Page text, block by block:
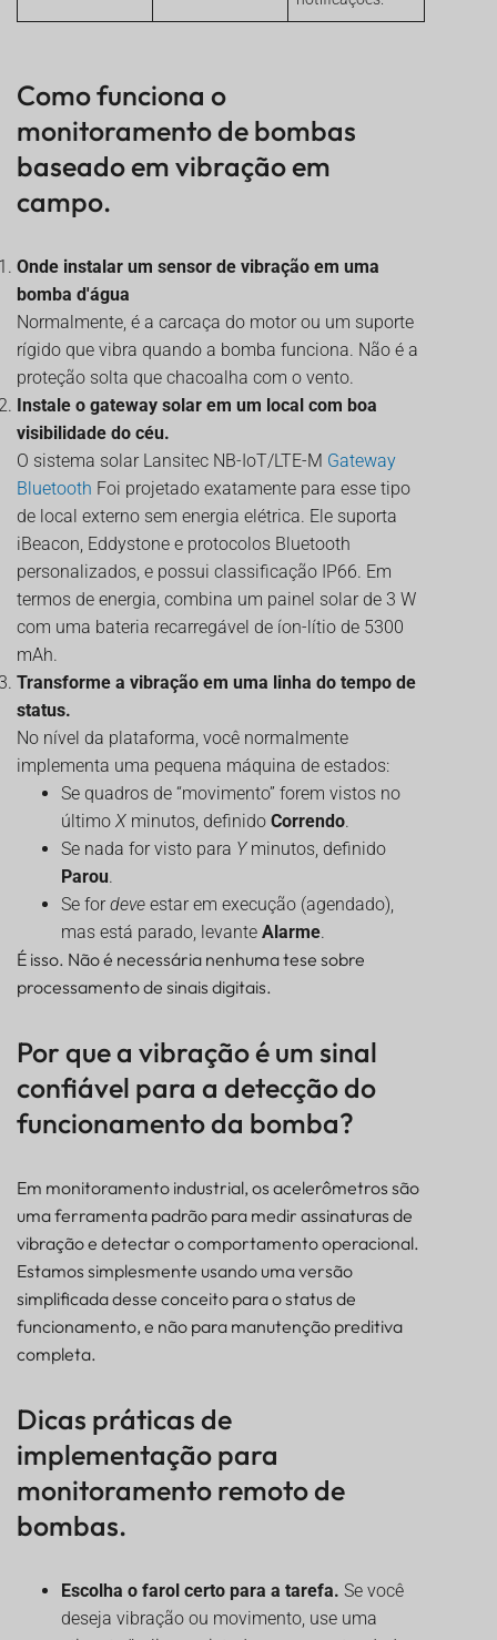
Como funciona o
monitoramento de bombas
baseado em vibração em
campo.
Onde instalar um sensor de vibração em uma
bomba d'água
Normalmente, é a carcaça do motor ou um suporte
rígido que vibra quando a bomba funciona. Não é a
proteção solta que chacoalha com o vento.
Instale o gateway solar em um local com boa
visibilidade do céu.
O sistema solar Lansitec NB-IoT/LTE-M Gateway
Bluetooth Foi projetado exatamente para esse tipo
de local externo sem energia elétrica. Ele suporta
iBeacon, Eddystone e protocolos Bluetooth
personalizados, e possui classificação IP66. Em
termos de energia, combina um painel solar de 3 W
com uma bateria recarregável de íon-lítio de 5300
mAh.
Transforme a vibração em uma linha do tempo de
status.
No nível da plataforma, você normalmente
implementa uma pequena máquina de estados:
Se quadros de “movimento” forem vistos no
último X minutos, definido Correndo.
Se nada for visto para Yminutos, definido
Parou.
Se for deve estar em execução (agendado),
mas está parado, levante Alarme.
É isso. Não é necessária nenhuma tese sobre
processamento de sinais digitais.
Por que a vibração é um sinal
confiável para a detecção do
funcionamento da bomba?
Em monitoramento industrial, os acelerômetros são
uma ferramenta padrão para medir assinaturas de
vibração e detectar o comportamento operacional.
Estamos simplesmente usando uma versão
simplificada desse conceito para o status de
funcionamento, e não para manutenção preditiva
completa.
Dicas práticas de
implementação para
monitoramento remoto de
bombas.
Escolha o farol certo para a tarefa. Se você
deseja vibração ou movimento, use uma